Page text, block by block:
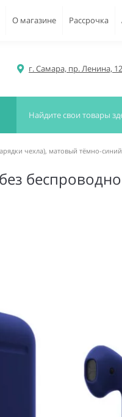
О магазине Рассрочка
г. Самара, пр. Ленина,
чехла), матовый тёмно-